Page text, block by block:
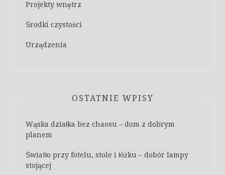
Projekty wnętrz
Środki czystości
Urządzenia
OSTATNIE WPISY
Wąska działka bez chaosu – dom z dobrym
planem
Światło przy fotelu, stole i łóżku – dobór lampy
stojącej